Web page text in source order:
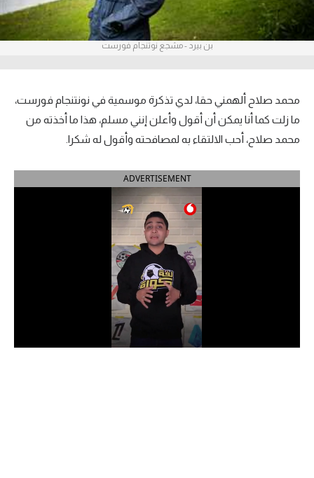
آراء حرة
بطولات
أمريكا 2026
الدوري المصري
الدوري الإنجليزي الممتاز
الدوري السعودي للمحترفين
بن بيرد - مشجع نوتنجام فورست
محمد صلاح ألهمني حقا، لدي تذكرة موسمية في نونتنجام فورست،
ما زلت كما أنا يمكن أن أقول وأعلن إنني مسلم، هذا ما أخذته من
محمد صلاح، أحب الالتقاء به لمصافحته وأقول له شكرا.
ADVERTISEMENT